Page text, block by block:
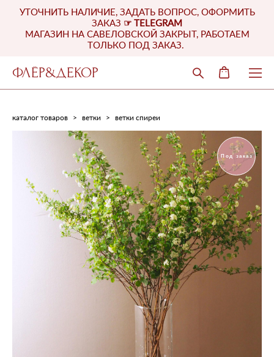
УТОЧНИТЬ НАЛИЧИЕ, ЗАДАТЬ ВОПРОС, ОФОРМИТЬ
ЗАКАЗ ☞ TELEGRAM
МАГАЗИН НА САВЕЛОВСКОЙ ЗАКРЫТ, РАБОТАЕМ
ТОЛЬКО ПОД ЗАКАЗ.
ФЛЁР&ДЕКОР
каталог товаров > ветки > ветки спиреи
Под заказ